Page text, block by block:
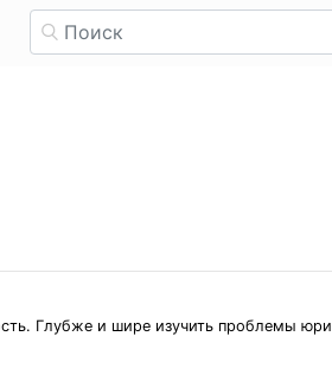
Глубже и шире изучить проблемы